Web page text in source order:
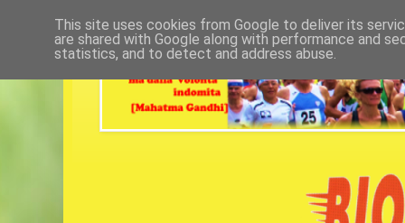
This site uses cookies from Google to deliver its
are shared with Google along with performance and
statistics, and to detect and address abuse.